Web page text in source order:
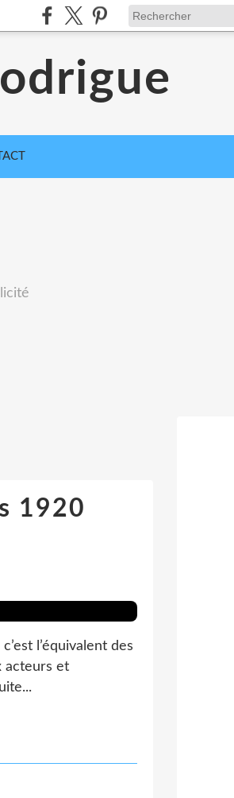
1920
l’équivalent des
acteurs et